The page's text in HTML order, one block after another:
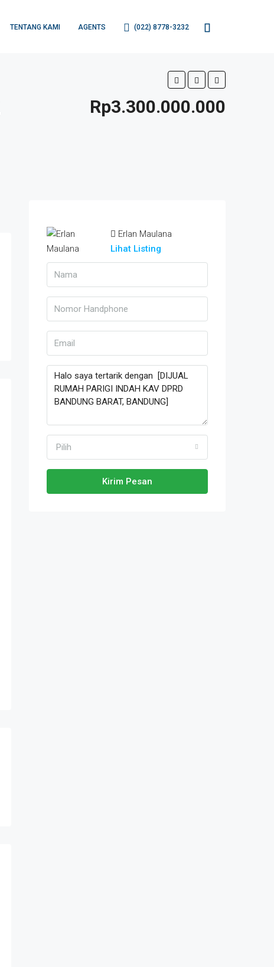
TENTANG KAMI AGENTS (022) 8778-3232
Rp3.300.000.000
Erlan Maulana
Lihat Listing
Pilih
Kirim Pesan